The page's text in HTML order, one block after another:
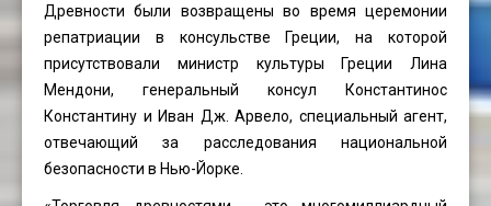
Древности были возвращены во время церемонии
репатриации в консульстве Греции, на которой
присутствовали министр культуры Греции Лина
Мендони, генеральный консул Константинос
Константину и Иван Дж. Арвело, специальный агент,
отвечающий за расследования национальной
безопасности в Нью-Йорке.